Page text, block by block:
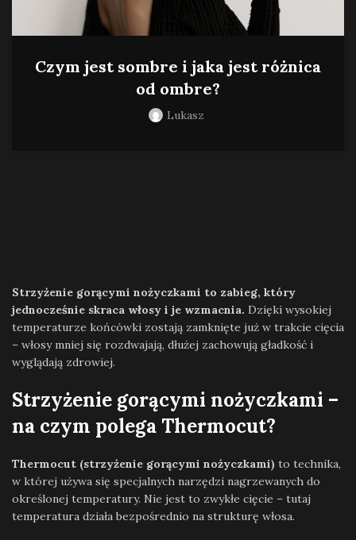
Czym jest sombre i jaka jest różnica
od ombre?
Lukasz
Strzyżenie gorącymi nożyczkami to zabieg, który
jednocześnie skraca włosy i je wzmacnia. Dzięki wysokiej
temperaturze końcówki zostają zamknięte już w trakcie cięcia
– włosy mniej się rozdwajają, dłużej zachowują gładkość i
wyglądają zdrowiej.
Strzyżenie gorącymi nożyczkami –
na czym polega Thermocut?
Thermocut (strzyżenie gorącymi nożyczkami) to technika,
w której używa się specjalnych narzędzi nagrzewanych do
określonej temperatury. Nie jest to zwykłe cięcie – tutaj
temperatura działa bezpośrednio na strukturę włosa.